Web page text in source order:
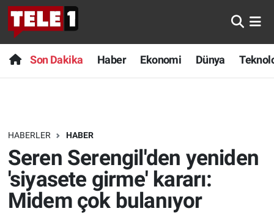
Son Dakika Haber Ekonomi Dünya
HABERLER HABER
Seren Serengil'den yeniden
'siyasete girme' kararı:
Midem çok bulanıyor
Anında Manşet
Başka Sohbetler
Bilim turu
Bilim ve Teknoloji Evreni
Doğa Konuşuyor
Son Dakika
Haber
Dünya
Teknoloji
Sağlık
Nöbetçi Eczaneler
Hava Durumu
Trafik Durumu
Süper Lig Puan Durumu ve Fikstür
Tüm Manşetler